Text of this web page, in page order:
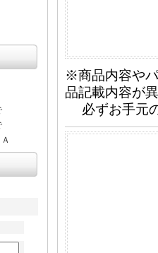
※商品内容や
品記載内容が
必ずお手元